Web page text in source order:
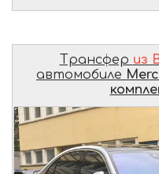
Трансфер из
автомобиле